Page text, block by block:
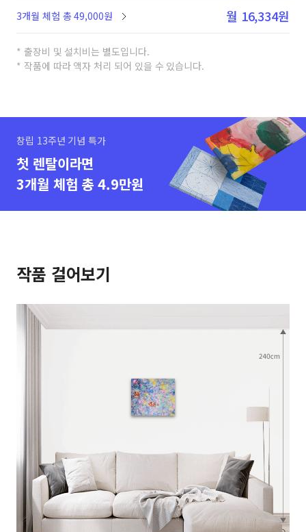
3개월 체험 총 49,000원 월 16,334원
* 출장비 및 설치비는 별도입니다.
* 작품에 따라 액자 처리 되어 있을 수 있습니다.
창립 13주년 기념 특가
첫 렌탈이라면
3개월 체험 총 4.9만원
작품 걸어보기